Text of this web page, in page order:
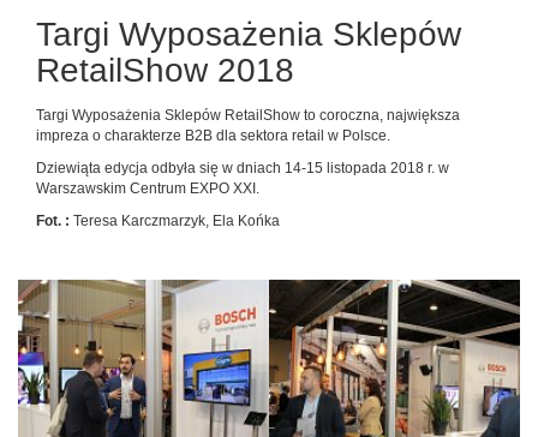
Targi Wyposażenia Sklepów
RetailShow 2018
Targi Wyposażenia Sklepów RetailShow to coroczna, największa
impreza o charakterze B2B dla sektora retail w Polsce.
Dziewiąta edycja odbyła się w dniach 14-15 listopada 2018 r. w
Warszawskim Centrum EXPO XXI.
Fot. : Teresa Karczmarzyk, Ela Końka